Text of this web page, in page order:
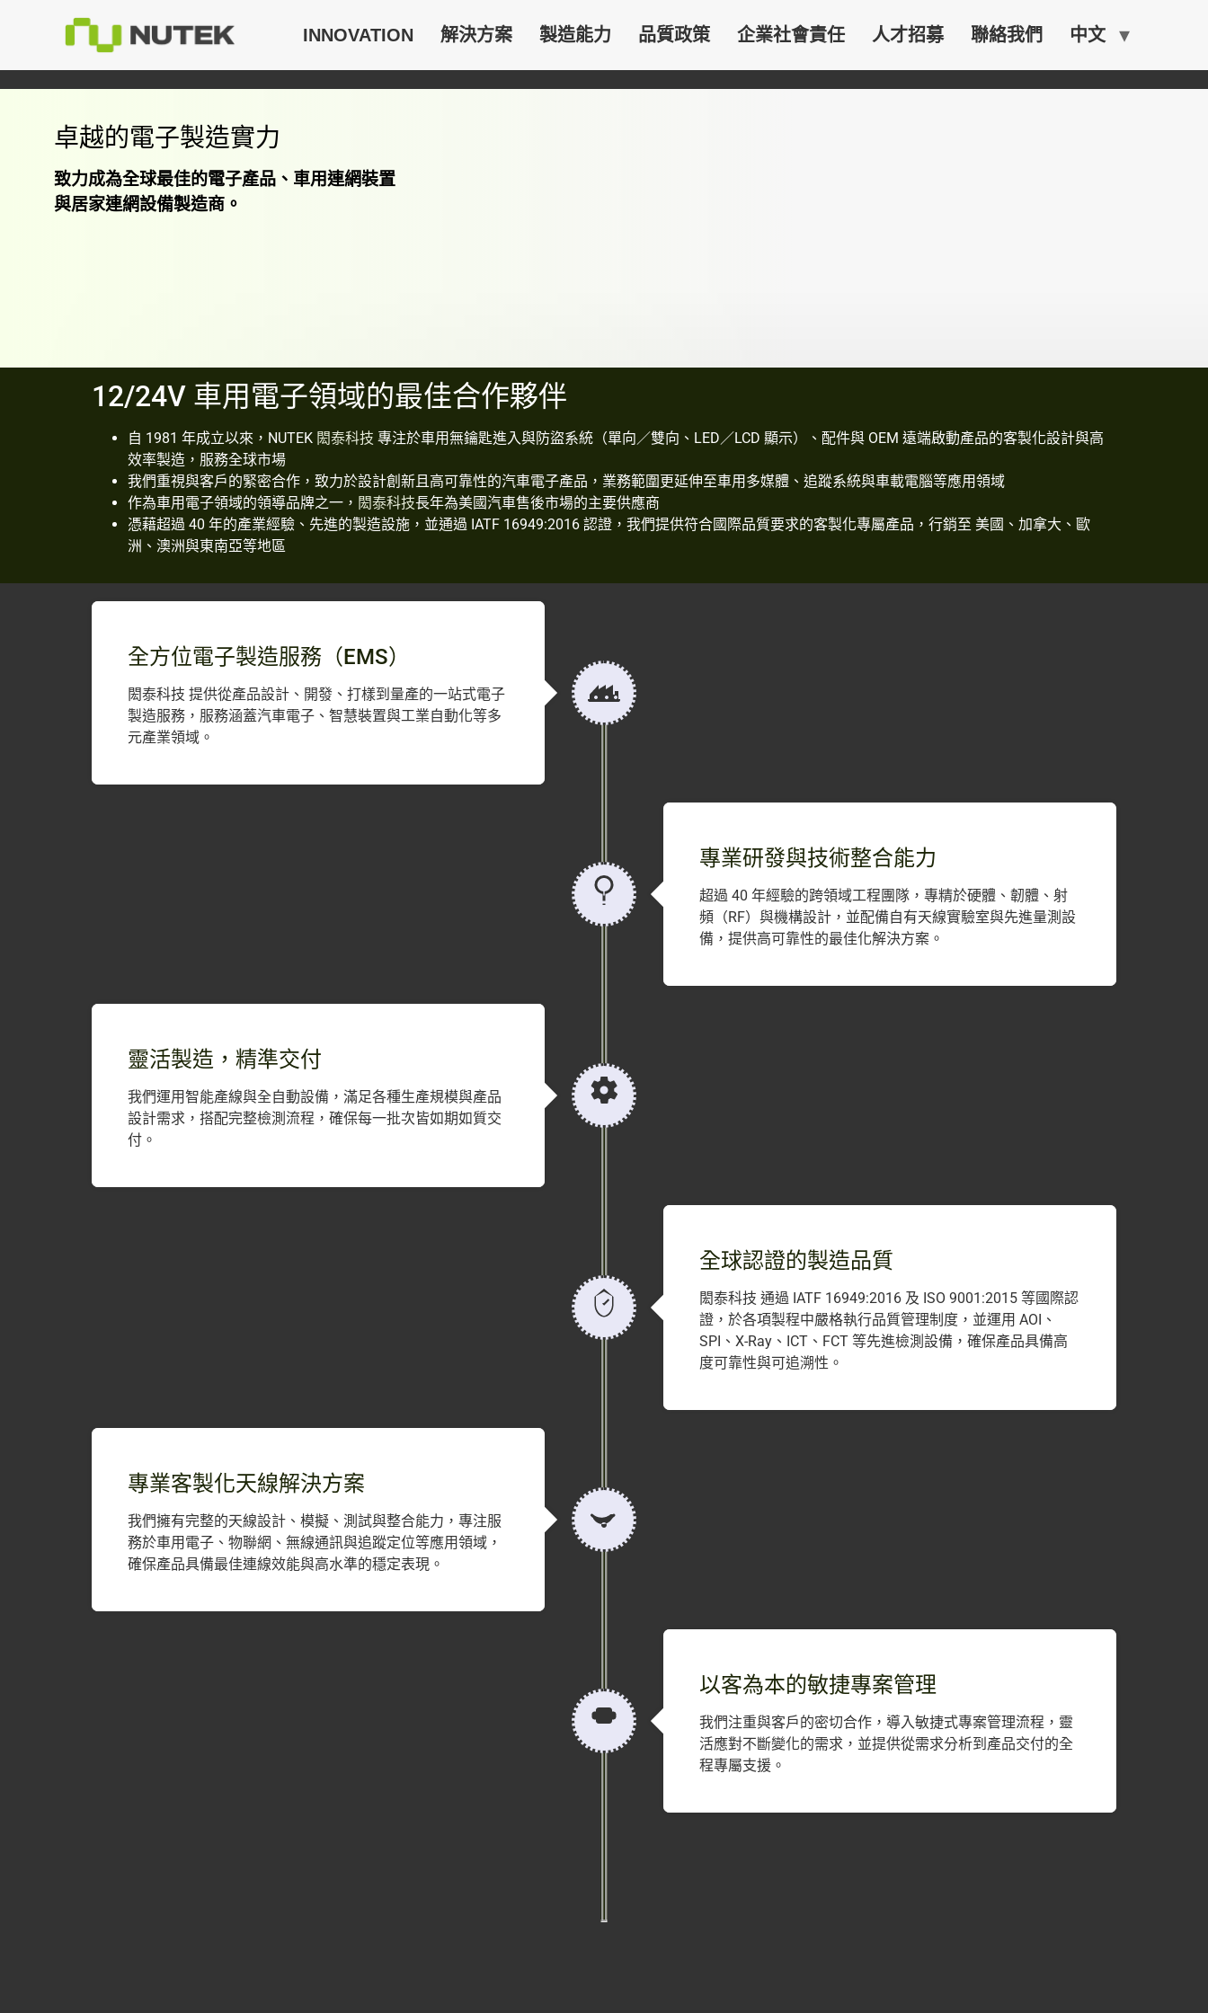
INNOVATION 解決方案 製造能力 品質政策 企業社會責任 人才招募 聯絡我們 中文
卓越的電子製造實力
致力成為全球最佳的電子產品、車用連網裝置
與居家連網設備製造商。
12/24V 車用電子領域的最佳合作夥伴
自 1981 年成立以來，NUTEK 閎泰科技 專注於車用無鑰匙進入與防盜系統（單向／雙向、LED／LCD 顯示）、配件與 OEM 遠端啟動產品的客製化設計與高
效率製造，服務全球市場
我們重視與客戶的緊密合作，致力於設計創新且高可靠性的汽車電子產品，業務範圍更延伸至車用多媒體、追蹤系統與車載電腦等應用領域
作為車用電子領域的領導品牌之一， 閎泰科技長年為美國汽車售後市場的主要供應商
憑藉超過 40 年的產業經驗、先進的製造設施，並通過 IATF 16949:2016 認證，我們提供符合國際品質要求的客製化專屬產品，行銷至 美國、加拿大、歐
洲、澳洲與東南亞等地區
全方位電子製造服務（EMS）
閎泰科技 提供從產品設計、開發、打樣到量產的一站式電子
製造服務，服務涵蓋汽車電子、智慧裝置與工業自動化等多
元產業領域。
專業研發與技術整合能力
超過 40 年經驗的跨領域工程團隊，專精於硬體、韌體、射
頻（RF）與機構設計，並配備自有天線實驗室與先進量測設
備，提供高可靠性的最佳化解決方案。
靈活製造，精準交付
我們運用智能產線與全自動設備，滿足各種生產規模與產品
設計需求，搭配完整檢測流程，確保每一批次皆如期如質交
付。
全球認證的製造品質
閎泰科技 通過 IATF 16949:2016 及 ISO 9001:2015 等國際認
證，於各項製程中嚴格執行品質管理制度，並運用 AOI、
SPI、X-Ray、ICT、FCT 等先進檢測設備，確保產品具備高
度可靠性與可追溯性。
專業客製化天線解決方案
我們擁有完整的天線設計、模擬、測試與整合能力，專注服
務於車用電子、物聯網、無線通訊與追蹤定位等應用領域，
確保產品具備最佳連線效能與高水準的穩定表現。
以客為本的敏捷專案管理
我們注重與客戶的密切合作，導入敏捷式專案管理流程，靈
活應對不斷變化的需求，並提供從需求分析到產品交付的全
程專屬支援。